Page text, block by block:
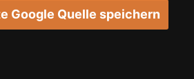
Google Quelle speichern